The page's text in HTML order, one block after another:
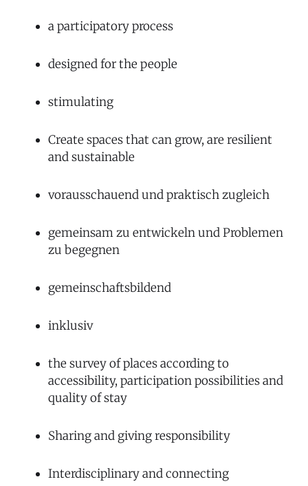
a participatory process
designed for the people
stimulating
Create spaces that can grow, are resilient
and sustainable
vorausschauend und praktisch zugleich
gemeinsam zu entwickeln und Problemen
zu begegnen
gemeinschaftsbildend
inklusiv
the survey of places according to
accessibility, participation possibilities and
quality of stay
Sharing and giving responsibility
Interdisciplinary and connecting